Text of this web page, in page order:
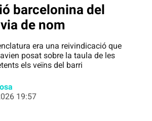
barcelonina del
de nom
era una reivindicació que
posat sobre la taula de les
els veïns del barri
19:57